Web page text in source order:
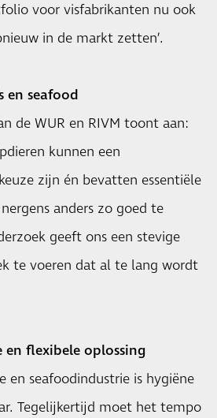
voor visfabrikanten nu ook
in de markt zetten’.
en seafood
de WUR en RIVM toont aan:
kunnen een
zijn én bevatten essentiële
anders zo goed te
geeft ons een stevige
te voeren dat al te lang wordt
en flexibele oplossing
en seafoodindustrie is hygiëne
Tegelijkertijd moet het tempo